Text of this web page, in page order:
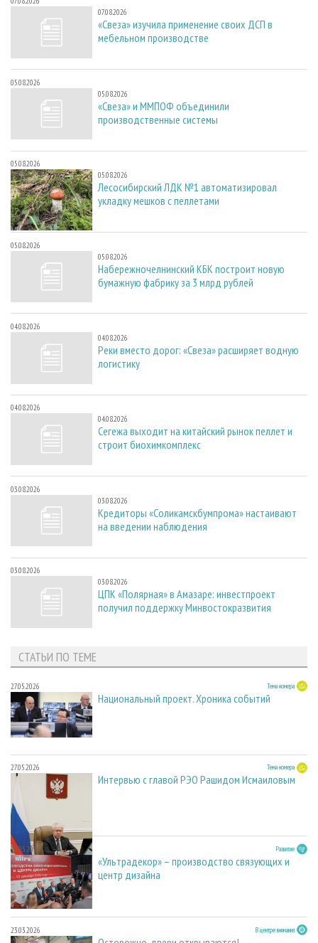
07.08.2026
«Свеза» изучила применение своих ДСП в
мебельном производстве
05.08.2026
05.08.2026
«Свеза» и ММПОФ объединили
производственные системы
05.08.2026
05.08.2026
Лесосибирский ЛДК №1 автоматизировал
укладку мешков с пеллетами
05.08.2026
05.08.2026
Набережночелнинский КБК построит новую
бумажную фабрику за 3 млрд рублей
04.08.2026
04.08.2026
Реки вместо дорог: «Свеза» расширяет водную
логистику
04.08.2026
04.08.2026
Сегежа выходит на китайский рынок пеллет и
строит биохимкомплекс
03.08.2026
03.08.2026
Кредиторы «Соликамскбумпрома» настаивают
на введении наблюдения
03.08.2026
03.08.2026
ЦПК «Полярная» в Амазаре: инвестпроект
получил поддержку Минвостокразвития
СТАТЬИ ПО ТЕМЕ
27.05.2026 Тема номера
Национальный проект. Хроника событий
27.05.2026 Тема номера
Интервью с главой РЭО Рашидом Исмаиловым
23.03.2026 Развитие
«Ультрадекор» – производство связующих и
центр дизайна
23.03.2026 В центре внимания